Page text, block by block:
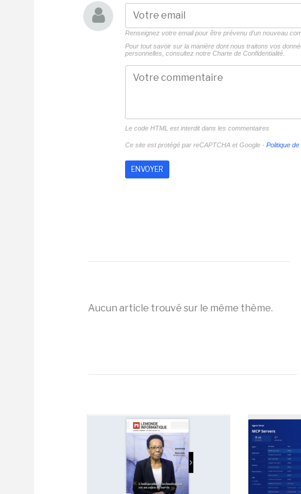
Renseignez votre email pour être prévenu d'un nouveau
Pour tout savoir sur la manière dont nous traitons vos
personnelles, consultez notre Charte de Confidentialité.
Le code HTML est interdit dans les commentaires
Ce site est protégé par reCAPTCHA et Google - Politique
Aucun article trouvé sur le même thème.